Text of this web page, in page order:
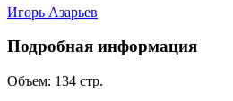
Игорь Азарьев
Подробная информация
Объем: 134 стр.